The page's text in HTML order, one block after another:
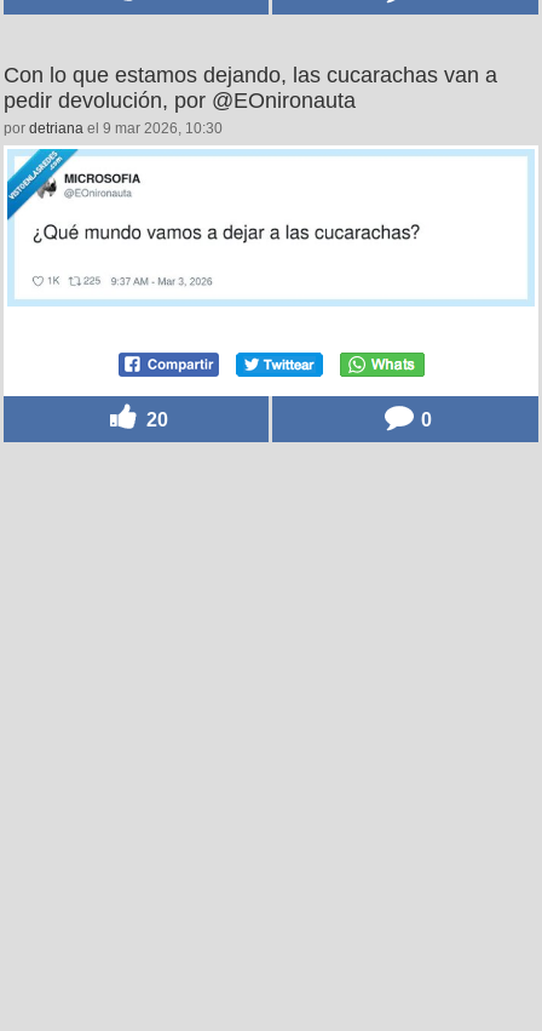
Con lo que estamos dejando, las cucarachas van a
pedir devolución, por @EOnironauta
por detriana el 9 mar 2026, 10:30
20 0